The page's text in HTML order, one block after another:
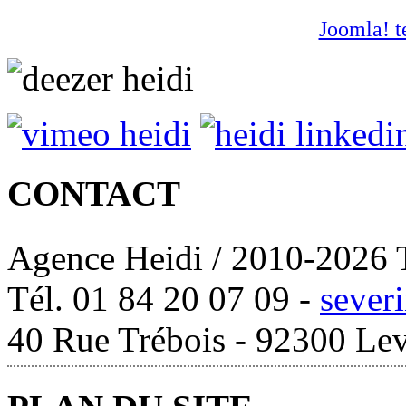
Joomla!
CONTACT
Agence Heidi / 2010-2026
Tél. 01 84 20 07 09 -
40 Rue Trébois - 92300